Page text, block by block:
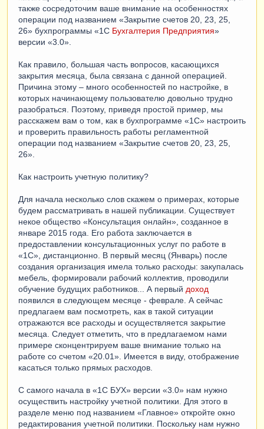
также сосредоточим ваше внимание на особенностях
операции под названием «Закрытие счетов 20, 23, 25,
26» бухпрограммы «1С Бухгалтерия Предприятия»
версии «3.0».
Как правило, большая часть вопросов, касающихся
закрытия месяца, была связана с данной операцией.
Причина этому – много особенностей по настройке, в
которых начинающему пользователю довольно трудно
разобраться. Поэтому, приведя простой пример, мы
расскажем вам о том, как в бухпрограмме «1С» настроить
и проверить правильность работы регламентной
операции под названием «Закрытие счетов 20, 23, 25,
26».
Как настроить учетную политику?
Для начала несколько слов скажем о примерах, которые
будем рассматривать в нашей публикации. Существует
некое общество «Консультация онлайн», созданное в
январе 2015 года. Его работа заключается в
предоставлении консультационных услуг по работе в
«1С», дистанционно. В первый месяц (Январь) после
создания организация имела только расходы: закупалась
мебель, формировали рабочий коллектив, проводили
обучение будущих работников... А первый доход
появился в следующем месяце - феврале. А сейчас
предлагаем вам посмотреть, как в такой ситуации
отражаются все расходы и осуществляется закрытие
месяца. Следует отметить, что в предлагаемом нами
примере сконцентрируем ваше внимание только на
работе со счетом «20.01». Имеется в виду, отображение
касаться только прямых расходов.
С самого начала в «1С БУХ» версии «3.0» нам нужно
осуществить настройку учетной политики. Для этого в
разделе меню под названием «Главное» откройте окно
редактирования учетной политики. Поскольку нам нужно